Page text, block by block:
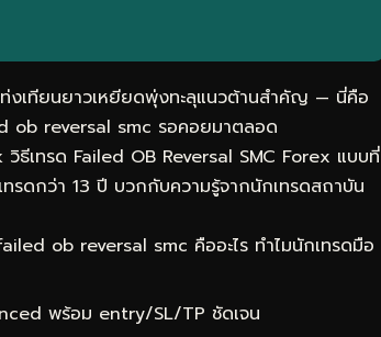
เทียนยาวเหยียดพุ่งทะลุแนวต้านสำคัญ — นี่คือ
ob reversal smc รอคอยมาตลอด
ธีเทรด Failed OB Reversal SMC Forex แบบที่
รดกว่า 13 ปี บวกกับความรู้จากนักเทรดสถาบัน
ob reversal smc คืออะไร ทำไมนักเทรดมือ
พร้อม entry/SL/TP ชัดเจน